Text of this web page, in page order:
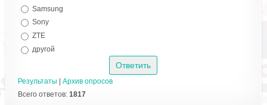
Samsung
Sony
ZTE
другой
Результаты
Архив опросов
Всего ответов: 1817